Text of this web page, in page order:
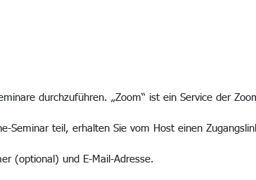
durchzuführen. „Zoom“ ist ein Service der
teil, erhalten Sie vom Host einen
(optional) und E-Mail-Adresse.